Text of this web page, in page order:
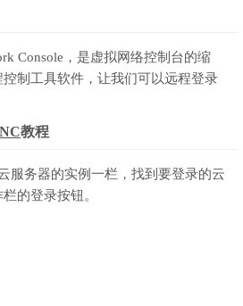
Console，是虚拟网络控制台的缩
制工具软件，让我们可以远程登录
教程
服务器的实例一栏，找到要登录的云
的登录按钮。